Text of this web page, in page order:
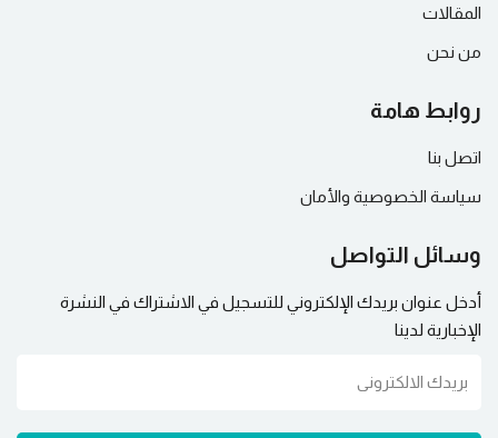
المقالات
من نحن
روابط هامة
اتصل بنا
سياسة الخصوصية والأمان
وسائل التواصل
أدخل عنوان بريدك الإلكتروني للتسجيل في الاشتراك في النشرة
الإخبارية لدينا